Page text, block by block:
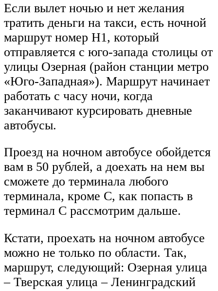
Если вылет ночью и нет желания
тратить деньги на такси, есть ночной
маршрут номер Н1, который
отправляется с юго-запада столицы от
улицы Озерная (район станции метро
«Юго-Западная»). Маршрут начинает
работать с часу ночи, когда
заканчивают курсировать дневные
автобусы.
Проезд на ночном автобусе обойдется
вам в 50 рублей, а доехать на нем вы
сможете до терминала любого
терминала, кроме С, как попасть в
терминал С рассмотрим дальше.
Кстати, проехать на ночном автобусе
можно не только по области. Так,
маршрут, следующий: Озерная улица
– Тверская улица – Ленинградский